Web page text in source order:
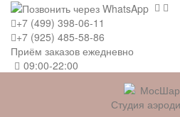
+7 (499) 398-06-11
+7 (925) 485-58-86
Приём заказов ежедневно
09:00-22:00
Студия